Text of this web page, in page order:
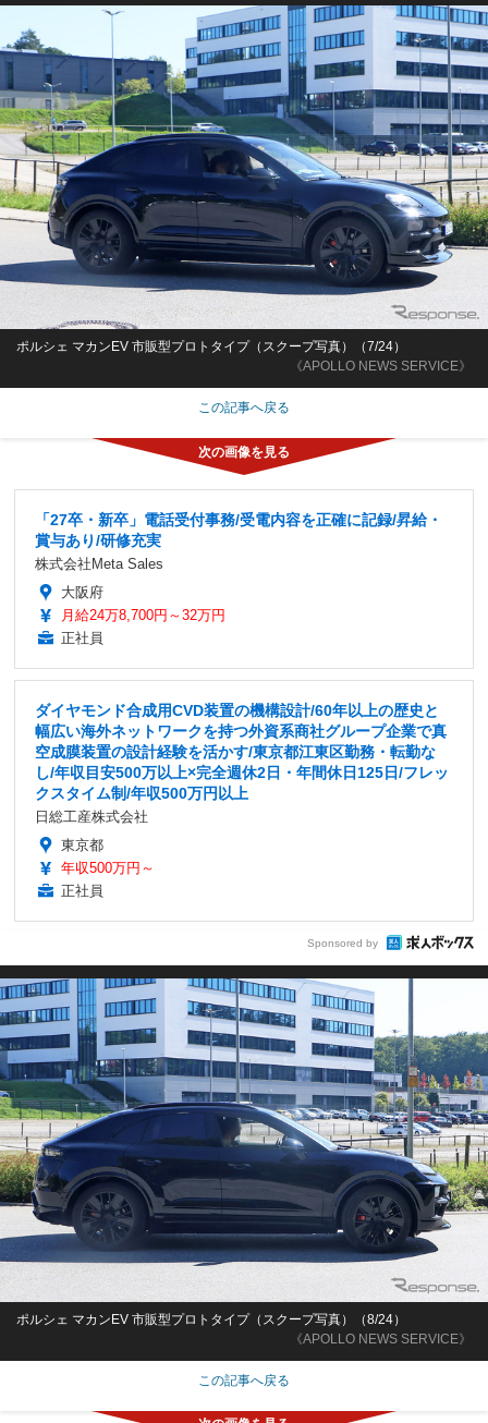
《APOLLO NEWS SERVICE》
ポルシェ マカンEV 市販型プロトタイプ（スクープ写真）（7/24）
この記事へ戻る
「27卒・新卒」電話受付事務/受電内容を正確に記録/昇給・
賞与あり/研修充実
株式会社Meta Sales
大阪府
月給24万8,700円～32万円
正社員
ダイヤモンド合成用CVD装置の機構設計/60年以上の歴史と
幅広い海外ネットワークを持つ外資系商社グループ企業で真
空成膜装置の設計経験を活かす/東京都江東区勤務・転勤な
し/年収目安500万以上×完全週休2日・年間休日125日/フレッ
クスタイム制/年収500万円以上
日総工産株式会社
東京都
年収500万円～
正社員
Sponsored by
《APOLLO NEWS SERVICE》
ポルシェ マカンEV 市販型プロトタイプ（スクープ写真）（8/24）
この記事へ戻る